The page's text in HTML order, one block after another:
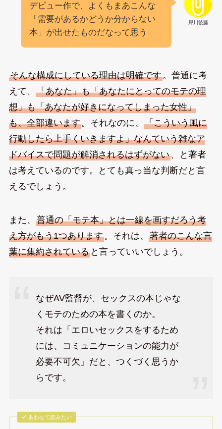
犀川後藤
デビュー作で、よくもまあこんな
「需要があるかどうか分からない
本」が出せたものだなって思う
そんな構成にしている理由は明確です。普通に考
えて、 「あなた」も「あなたにとってのモテの理
想」も「あなたが好きになってしまった女性」
も、全部違います。それなのに、 「こういう風に
行動したら上手くいきますよ」なんていう雑なア
ドバイスで問題が解消されるはずがない、と著者
は考えているのです。とても真っ当な判断だと言
えるでしょう。
また、 普通の「モテ本」とは一線を画すだろう考
え方がもう1つあります。それは、 著者のこんな言
葉に集約されていると言っていいでしょう。
なぜAV監督が、セックスの本じゃな
くモテのための本を書くのか。
それは「エロいセックスをするため
には、コミュニケーションの能力が
必要不可欠」だと、つくづく思うか
らです。
あわせて読みたい